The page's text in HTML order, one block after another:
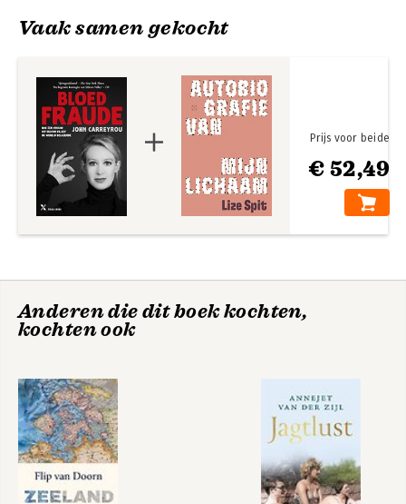
with a George Polk award, and is chronicled in his book Bad
Born in New York and raised in Paris, he currently resides in
Brooklyn with his wife and three children.
Bad Blood Bad blood
Vaak samen gekocht
€ 52,49
Prijs voor beide
Anderen die dit boek kochten,
kochten ook